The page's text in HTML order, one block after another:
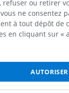
Cheval - Doigt
IRM
PREMIUM
Illustrations
PREMIUM
ou retirer
ne consentez
à tout dépôt
en cliquant sur «